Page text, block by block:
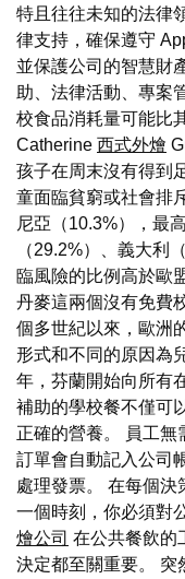
特且往往未知的法律
律支持，確保遵守
並保護公司的智慧財
助、法律活動、專案
校食品消耗量可能比
Catherine 西式外燴
孩子在周末沒有得到
童面臨貧窮或社會排
尼亞（10.3%），最
（29.2%）、義大利
臨風險的比例高於歐
丹麥這兩個沒有免費
個多世紀以來，歐洲
形式和不同的原因為
年，芬蘭開始向所有
補助的學校餐不僅可
正確的營養。 員工無
訂單會自動記入公司
處理發票。 在每個
一個時刻，你必須對
燴公司 在公共餐飲的
決定都至關重要。 突